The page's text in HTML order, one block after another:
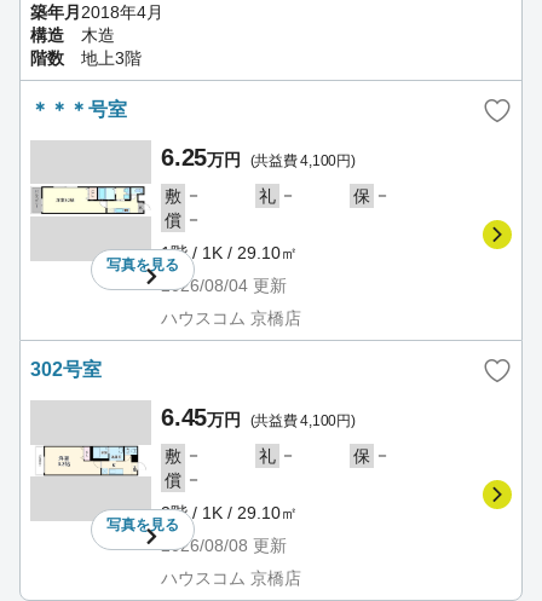
築年月2018年4月
構造
木造
階数
地上3階
＊＊＊号室
写真を見る
6.25万円 (共益費 4,100円)
敷 － 礼 － 保 －
償 －
1階 / 1K / 29.10㎡
2026/08/04 更新
ハウスコム 京橋店
302号室
写真を見る
6.45万円 (共益費 4,100円)
敷 － 礼 － 保 －
償 －
3階 / 1K / 29.10㎡
2026/08/08 更新
ハウスコム 京橋店